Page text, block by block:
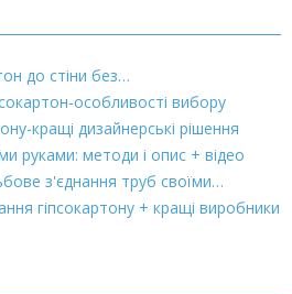
до стіни без…
особливості вибору
кращі дизайнерські рішення
руками: методи і опис + відео
з'єднання труб своїми…
гіпсокартону + кращі виробники